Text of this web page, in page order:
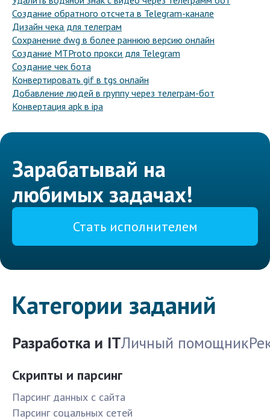
Создание обратного отсчета в Telegram-канале
Дизайн чека для телеграм
Сохранение dwg в более раннюю версию онлайн
Создание MTProto прокси для Telegram
Создание чек бота
Конвертировать gif в tgs онлайн
Добавление людей в группу через телеграм-бот
Конвертация apk в ipa
Зарабатывай на
любимых задачах!
Стать исполнителем
Категории заданий
Разработка и ITЛичный помощник
Скрипты и парсинг
Парсинг данных с сайта
Парсинг соцальных сетей